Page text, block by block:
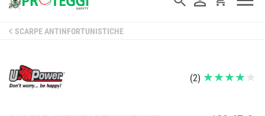
SCARPE ANTINFORTUNISTICHE
(2)